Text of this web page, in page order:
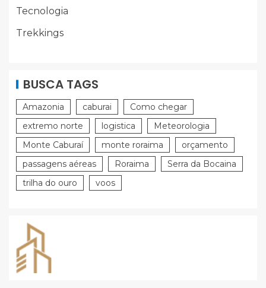
Tecnologia
Trekkings
BUSCA TAGS
Amazonia caburai
Como chegar
extremo norte
logistica
Meteorologia
Monte Caburaí
monte roraima
orçamento
passagens aéreas
Roraima
Serra da Bocaina
trilha do ouro
voos